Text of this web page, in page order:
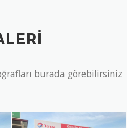
burada görebilirsiniz